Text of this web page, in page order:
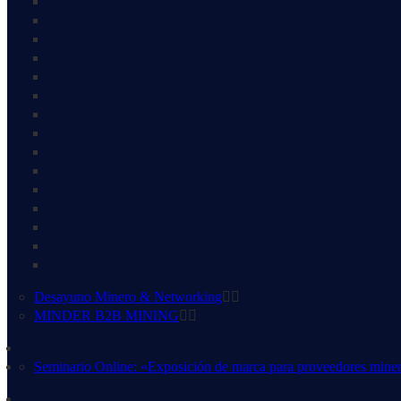
Desayuno Minero & Networking
MINDER B2B MINING
Seminario Online: «Exposición de marca para proveedores